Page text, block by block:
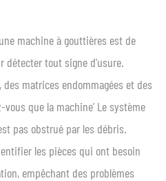
machine à gouttières est de
détecter tout signe d'usure.
des matrices endommagées et des
que la machine’ Le système
pas obstrué par les débris.
les pièces qui ont besoin
empêchant des problèmes